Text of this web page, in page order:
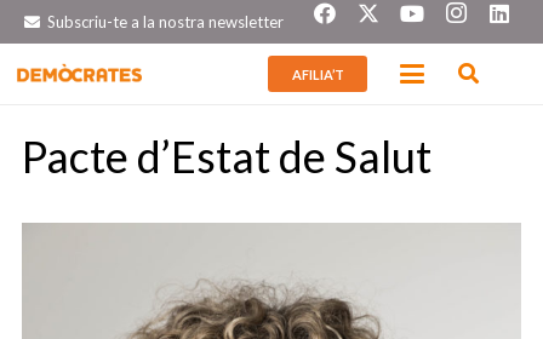
Subscriu-te a la nostra newsletter
AFILIA’T
Pacte d’Estat de Salut